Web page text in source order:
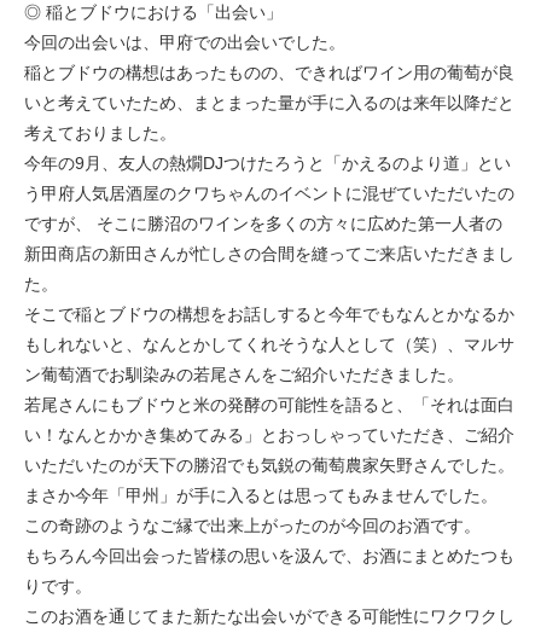
◎ 稲とブドウにおける「出会い」
今回の出会いは、甲府での出会いでした。
稲とブドウの構想はあったものの、できればワイン用の葡萄が良
いと考えていたため、まとまった量が手に入るのは来年以降だと
考えておりました。
今年の9月、友人の熱燗DJつけたろうと「かえるのより道」とい
う甲府人気居酒屋のクワちゃんのイベントに混ぜていただいたの
ですが、 そこに勝沼のワインを多くの方々に広めた第一人者の
新田商店の新田さんが忙しさの合間を縫ってご来店いただきまし
た。
そこで稲とブドウの構想をお話しすると今年でもなんとかなるか
もしれないと、なんとかしてくれそうな人として（笑）、マルサ
ン葡萄酒でお馴染みの若尾さんをご紹介いただきました。
若尾さんにもブドウと米の発酵の可能性を語ると、「それは面白
い！なんとかかき集めてみる」とおっしゃっていただき、ご紹介
いただいたのが天下の勝沼でも気鋭の葡萄農家矢野さんでした。
まさか今年「甲州」が手に入るとは思ってもみませんでした。
この奇跡のようなご縁で出来上がったのが今回のお酒です。
もちろん今回出会った皆様の思いを汲んで、お酒にまとめたつも
りです。
このお酒を通じてまた新たな出会いができる可能性にワクワクし